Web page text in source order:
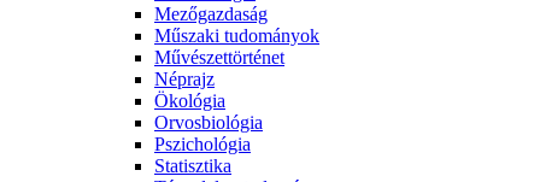
Mezőgazdaság
Műszaki tudományok
Művészettörténet
Néprajz
Ökológia
Orvosbiológia
Pszichológia
Statisztika